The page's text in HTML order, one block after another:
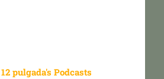
pulgada's Podcasts